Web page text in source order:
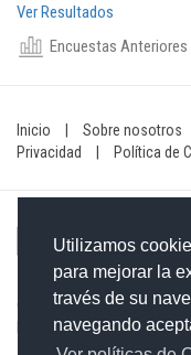
Utilizamos
para mejorar la
través de su
navegando
Ver Resultados
Encuestas Anteriores
Inicio Sobre nosotros
Privacidad
Política de
Contacto: 849-754-4472
Email: